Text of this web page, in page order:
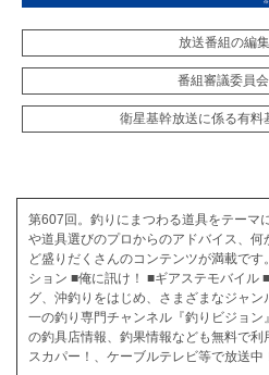
放送番組の編
番組審議委員
衛星基幹放送に係る有料
第607回。釣りにまつわる道具をテーマ
や道具選びのプロからのアドバイス、
ど盛りだくさんのコンテンツが満載で
ション ■俺に訊け！ ■ギアステモバイル
グ、沖釣りをはじめ、さまざまなジャ
一の釣り専門チャンネル『釣りビジョ
の釣具店情報、釣果情報なども無料で利
スカパー！、ケーブルテレビ等で放送中